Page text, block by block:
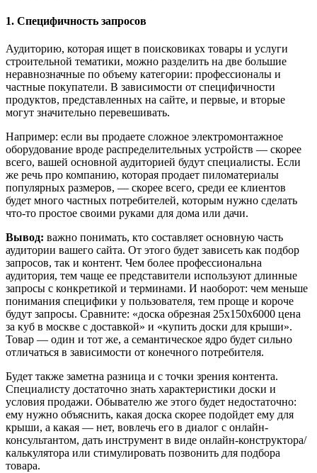
1. Специфичность запросов
Аудиторию, которая ищет в поисковиках товары и услуги
строительной тематики, можно разделить на две большие
неравнозначные по объему категории: профессионалы и
частные покупатели. В зависимости от специфичности
продуктов, представленных на сайте, и первые, и вторые
могут значительно перевешивать.
Например: если вы продаете сложное электромонтажное
оборудование вроде распределительных устройств — скорее
всего, вашей основной аудиторией будут специалисты. Если
же речь про компанию, которая продает пиломатериалы
популярных размеров, — скорее всего, среди ее клиентов
будет много частных потребителей, которым нужно сделать
что-то простое своими руками для дома или дачи.
Вывод: важно понимать, кто составляет основную часть
аудитории вашего сайта. От этого будет зависеть как подбор
запросов, так и контент. Чем более профессиональна
аудитория, тем чаще ее представители используют длинные
запросы с конкретикой и терминами. И наоборот: чем меньше
понимания специфики у пользователя, тем проще и короче
будут запросы. Сравните: «доска обрезная 25х150х6000 цена
за куб в москве с доставкой» и «купить доски для крыши».
Товар — один и тот же, а семантическое ядро будет сильно
отличаться в зависимости от конечного потребителя.
Будет также заметна разница и с точки зрения контента.
Специалисту достаточно знать характеристики доски и
условия продажи. Обывателю же этого будет недостаточно:
ему нужно объяснить, какая доска скорее подойдет ему для
крыши, а какая — нет, вовлечь его в диалог с онлайн-
консультантом, дать инструмент в виде онлайн-конструктора/
калькулятора или стимулировать позвонить для подбора
товара.